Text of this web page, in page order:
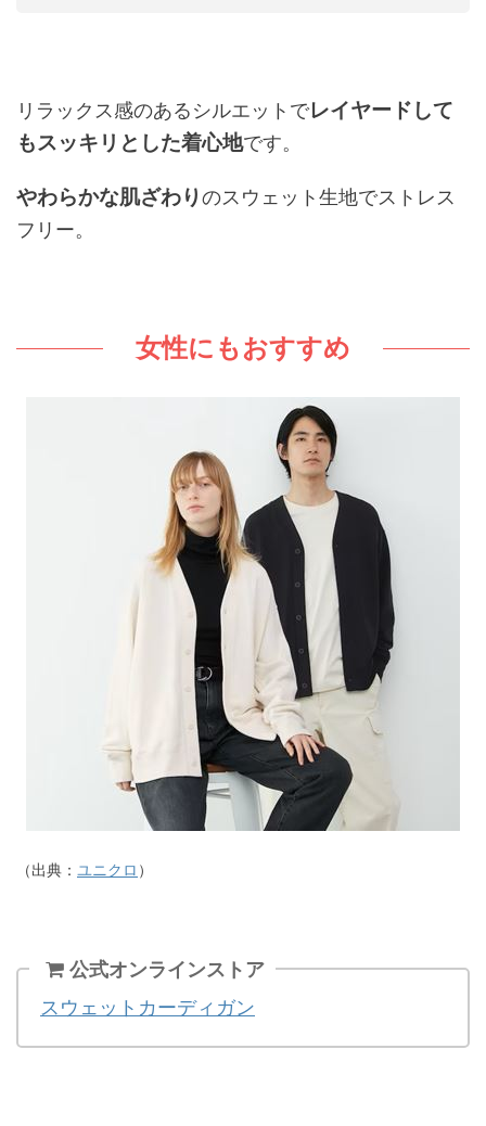
リラックス感のあるシルエットでレイヤードして
もスッキリとした着心地です。
やわらかな肌ざわりのスウェット生地でストレス
フリー。
女性にもおすすめ
（出典： ユニクロ ）
公式オンラインストア
スウェットカーディガン